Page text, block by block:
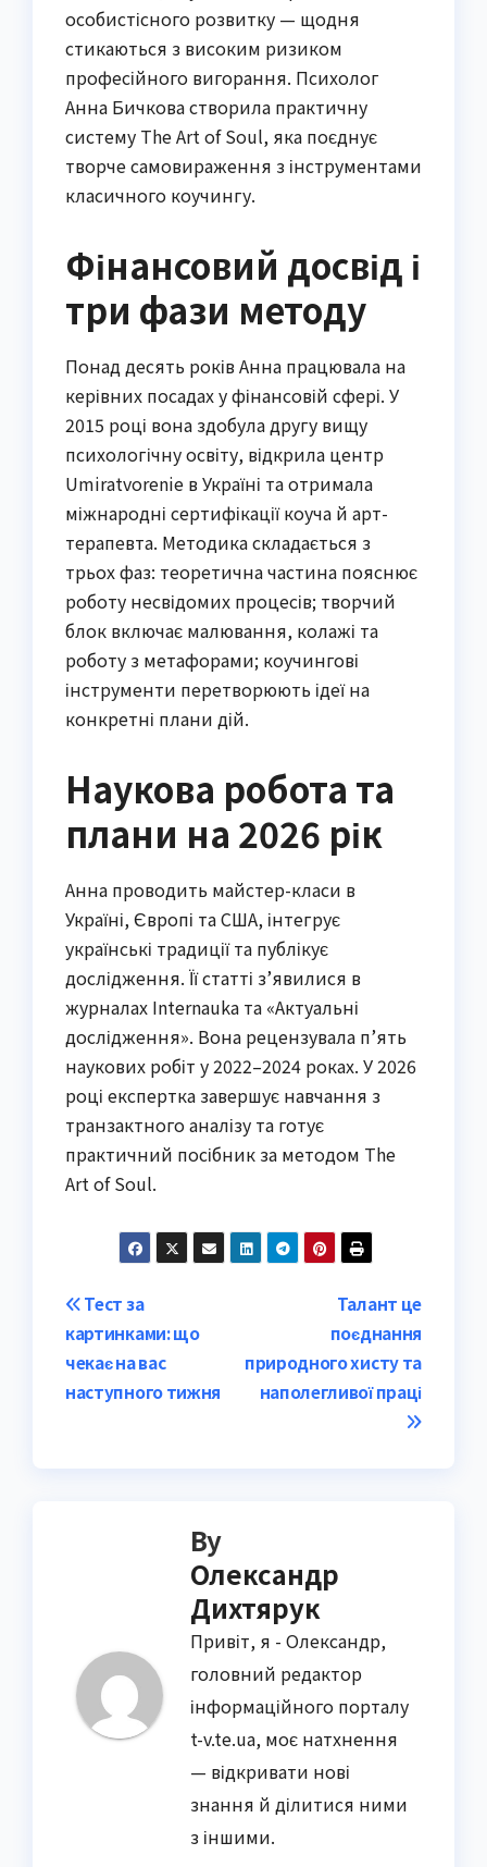
особистісного розвитку — щодня
стикаються з високим ризиком
професійного вигорання. Психолог
Анна Бичкова створила практичну
систему The Art of Soul, яка поєднує
творче самовираження з інструментами
класичного коучингу.
Фінансовий досвід і
три фази методу
Понад десять років Анна працювала на
керівних посадах у фінансовій сфері. У
2015 році вона здобула другу вищу
психологічну освіту, відкрила центр
Umiratvorenie в Україні та отримала
міжнародні сертифікації коуча й арт-
терапевта. Методика складається з
трьох фаз: теоретична частина пояснює
роботу несвідомих процесів; творчий
блок включає малювання, колажі та
роботу з метафорами; коучингові
інструменти перетворюють ідеї на
конкретні плани дій.
Наукова робота та
плани на 2026 рік
Анна проводить майстер-класи в
Україні, Європі та США, інтегрує
українські традиції та публікує
дослідження. Її статті з’явилися в
журналах Internauka та «Актуальні
дослідження». Вона рецензувала п’ять
наукових робіт у 2022–2024 роках. У 2026
році експертка завершує навчання з
транзактного аналізу та готує
практичний посібник за методом The
Art of Soul.
Post
navigation
Талант це
поєднання
природного хисту та
наполегливої праці
Тест за
картинками: що
чекає на вас
наступного тижня
By
Олександр
Дихтярук
Привіт, я - Олександр,
головний редактор
інформаційного порталу
t-v.te.ua, моє натхнення
— відкривати нові
знання й ділитися ними
з іншими.